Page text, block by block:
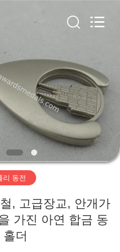
리 동전
, 고급장교, 안개가
가진 아연 합금 동
홀더